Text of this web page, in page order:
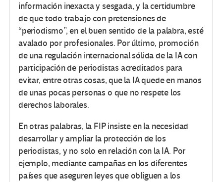
información inexacta y sesgada, y la certidumbre
de que todo trabajo con pretensiones de
“periodismo”, en el buen sentido de la palabra, esté
avalado por profesionales. Por último, promoción
de una regulación internacional sólida de la IA con
participación de periodistas acreditados para
evitar, entre otras cosas, que la IA quede en manos
de unas pocas personas o que no respete los
derechos laborales.
En otras palabras, la FIP insiste en la necesidad
desarrollar y ampliar la protección de los
periodistas, y no solo en relación con la IA. Por
ejemplo, mediante campañas en los diferentes
países que aseguren leyes que obliguen a los